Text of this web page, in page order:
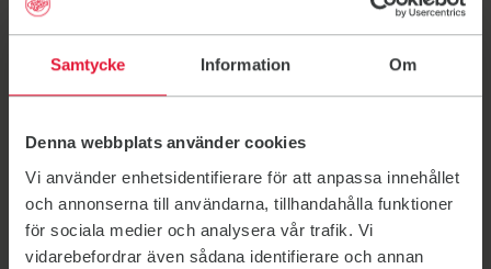
Samtycke Information Om
Denna webbplats använder cookies
Vi använder enhetsidentifierare för att anpassa innehållet
och annonserna till användarna, tillhandahålla funktioner
för sociala medier och analysera vår trafik. Vi
vidarebefordrar även sådana identifierare och annan
Här kan du träna
Escultura Mano al Cielo (Handstatyn)
Escultura Mano al Cielo (Handstatyn)
Uteträning
På stranden vid Handstatyn, Escultura Mano al Cielo i